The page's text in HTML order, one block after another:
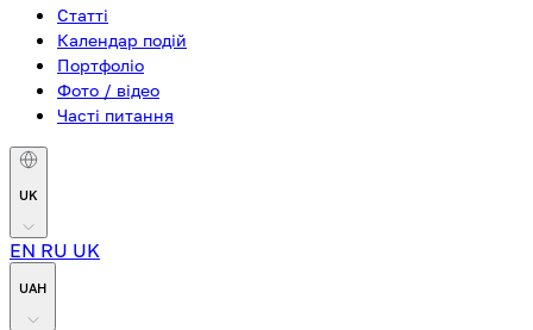
Статті
Календар подій
Портфоліо
Фото / відео
Часті питання
UK
EN RU UK
UAH